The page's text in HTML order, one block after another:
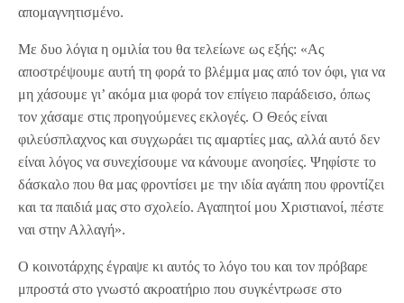
απομαγνητισμένο.
Με δυο λόγια η ομιλία του θα τελείωνε ως εξής: «Ας
αποστρέψουμε αυτή τη φορά το βλέμμα μας από τον όφι, για να
μη χάσουμε γι’ ακόμα μια φορά τον επίγειο παράδεισο, όπως
τον χάσαμε στις προηγούμενες εκλογές. Ο Θεός είναι
φιλεύσπλαχνος και συγχωράει τις αμαρτίες μας, αλλά αυτό δεν
είναι λόγος να συνεχίσουμε να κάνουμε ανοησίες. Ψηφίστε το
δάσκαλο που θα μας φροντίσει με την ιδία αγάπη που φροντίζει
και τα παιδιά μας στο σχολείο. Αγαπητοί μου Χριστιανοί, πέστε
ναι στην Αλλαγή».
Ο κοινοτάρχης έγραψε κι αυτός το λόγο του και τον πρόβαρε
μπροστά στο γνωστό ακροατήριο που συγκέντρωσε στο